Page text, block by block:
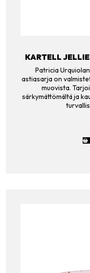
KARTELL
Patricia
astiasarja on
muovista.
särkymättömältä ja